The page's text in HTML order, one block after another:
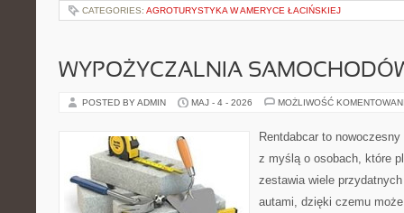
CATEGORIES: AGROTURYSTYKA W AMERYCE ŁACIŃSKIEJ
WYPOŻYCZALNIA
POSTED BY ADMIN MAJ - 4 - 2026 MOŻLIWOŚĆ
Rentdabcar to
z myślą o osobach, które
zestawia wiele
autami, dzięki czemu